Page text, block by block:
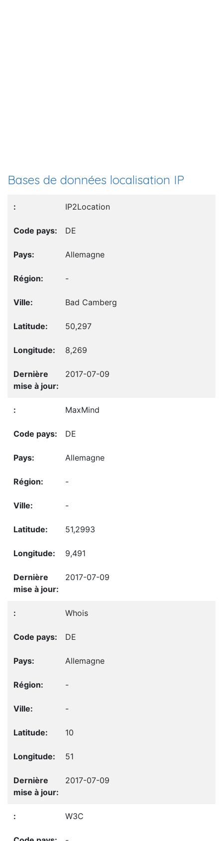
Bases de données localisation IP
IP2Location
DE
Allemagne
-
Bad Camberg
50,297
8,269
2017-07-09
MaxMind
DE
Allemagne
-
-
51,2993
9,491
2017-07-09
Whois
DE
Allemagne
-
-
10
51
2017-07-09
W3C